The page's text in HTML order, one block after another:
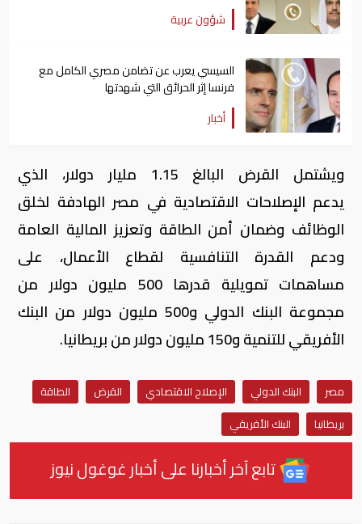
شؤون عربية
السيسي يعرب عن تضامن مصري الكامل مع
فرنسا إثر الحرائق التي شهدتها
أخبار
ويشتمل القرض البالغ 1.15 مليار دولار، الذي
يدعم الإصلاحات الاقتصادية في مصر الهادفة لخلق
الوظائف وضمان أمن الطاقة وتعزيز المالية العامة
ودعم القدرة التنافسية لقطاع الأعمال، على
مساهمات تمويلية قدرها 500 مليون دولار من
مجموعة البنك الدولي و500 مليون دولار من البنك
الأفريقي للتنمية و150 مليون دولار من بريطانيا.
مصر البنك الدولي الإصلاح الاقتصادي القرض
الطاقة
بريطانيا
البنك الأفريقي
تابع آخر أخبارنا على أخبار غوغول نيوز